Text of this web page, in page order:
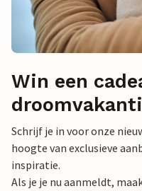
Win een
Schrijf je in voor onze
hoogte van exclusieve
inspiratie.
Als je je nu aanmeldt,